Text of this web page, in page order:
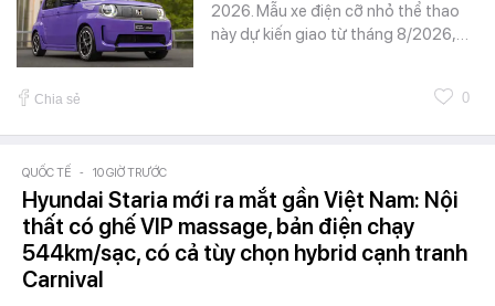
2026. Mẫu xe điện cỡ nhỏ thể thao
này dự kiến giao từ tháng 8/2026,…
Chia sẻ 0
QUỐC TẾ - 10 GIỜ TRƯỚC
Hyundai Staria mới ra mắt gần Việt Nam: Nội
thất có ghế VIP massage, bản điện chạy
544km/sạc, có cả tùy chọn hybrid cạnh tranh
Carnival